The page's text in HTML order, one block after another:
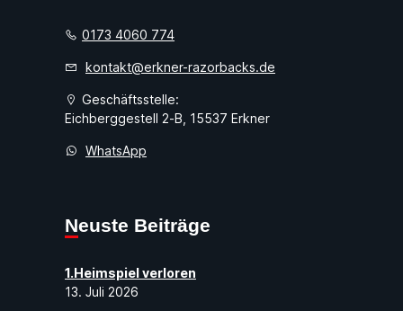
0173 4060 774
kontakt@erkner-razorbacks.de
Geschäftsstelle:
Eichberggestell 2-B, 15537 Erkner
WhatsApp
Neuste Beiträge
1.Heimspiel verloren
13. Juli 2026